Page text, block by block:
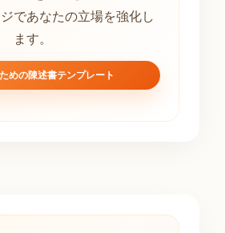
であなたの立場を強化し
ます。
めの陳述書テンプレート